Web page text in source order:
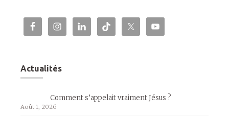
Actualités
Comment s’appelait vraiment Jésus ?
Août 1, 2026